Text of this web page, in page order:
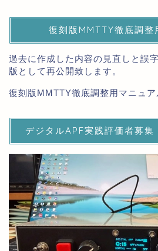
復刻版MMTTY徹底調整
過去に作成した内容の見直しと誤
版として再公開致します。
復刻版MMTTY徹底調整用マニュア
デジタルAPF実践評価者募